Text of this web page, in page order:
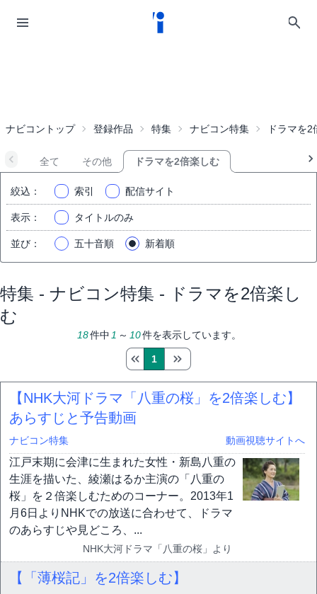
ナビコントップ 登録作品 特集 ナビコン特集 ドラマを2
全て その他 ドラマを2倍楽しむ
絞込 ： 索引 配信サイト
表示 ： タイトルのみ
並び ： 五十音順 新着順
特集 - ナビコン特集 - ドラマを2倍楽し
む
18件中 1 ～ 10件を表示しています。
1
【NHK大河ドラマ「八重の桜」を2倍楽しむ】
あらすじと予告動画
ナビコン特集 動画視聴サイトへ
江戸末期に会津に生まれた女性・新島八重の
生涯を描いた、綾瀬はるか主演の「八重の
桜」を２倍楽しむためのコーナー。2013年1
月6日よりNHKでの放送に合わせて、ドラマ
のあらすじや見どころ、...
NHK大河ドラマ「八重の桜」より
【「薄桜記」を2倍楽しむ】